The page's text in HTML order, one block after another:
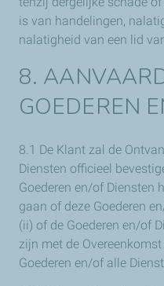
is van handelingen,
nalatigheid van een lid
8.
GOEDEREN
8.1 De Klant zal de
Diensten officieel
Goederen en/of Diensten
gaan of deze Goederen
(ii) of de Goederen en/of
zijn met de
Goederen en/of alle